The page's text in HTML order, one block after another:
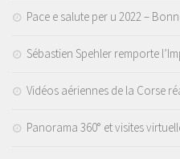
Pace e salute per u 2022 –
Sébastien Spehler remporte
Vidéos aériennes de la Corse
Panorama 360° et visites